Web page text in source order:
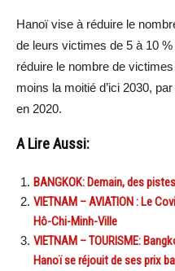
Hanoï vise à réduire le
de leurs victimes de 5 à 10 %
réduire le nombre de
moins la moitié d’ici 2030,
en 2020.
A Lire Aussi:
BANGKOK: Demain, des
VIETNAM – AVIATION : Le
Hô-Chi-Minh-Ville
VIETNAM – TOURISME:
Hanoï se réjouit de ses prix